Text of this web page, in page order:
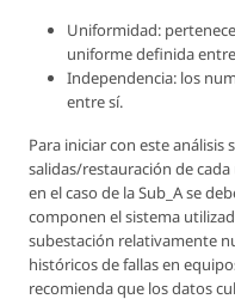
Uniformidad:
uniforme definida
Independencia: los
entre sí.
Para iniciar con este análisis
salidas/restauración de
en el caso de la Sub_A se
componen el sistema
subestación relativamente
históricos de fallas en
recomienda que los datos